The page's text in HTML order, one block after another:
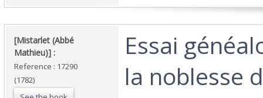
‎[Mistarlet (Abbé
Mathieu)] :‎
Reference : 17290
(1782)
‎Essai
la noblesse